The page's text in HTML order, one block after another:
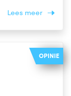
Lees meer
OPINIE